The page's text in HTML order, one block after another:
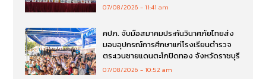
07/08/2026 11:41 am
คปภ. จับมือสมาคมประกันวินาศภัยไทยส่ง
มอบอุปกรณ์การศึกษาแก่โรงเรียนตำรวจ
ตระเวนชายแดนตะโกปิดทอง จังหวัดราชบุรี
07/08/2026 10:52 am